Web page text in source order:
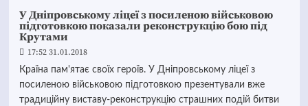
У Дніпровському ліцеї з посиленою військовою
підготовкою показали реконструкцію бою під
Крутами
17:52 31.01.2018
Країна пам'ятає своїх героїв. У Дніпровському ліцеї з
посиленою військовою підготовкою презентували вже
традиційну виставу-реконструкцію страшних подій битви